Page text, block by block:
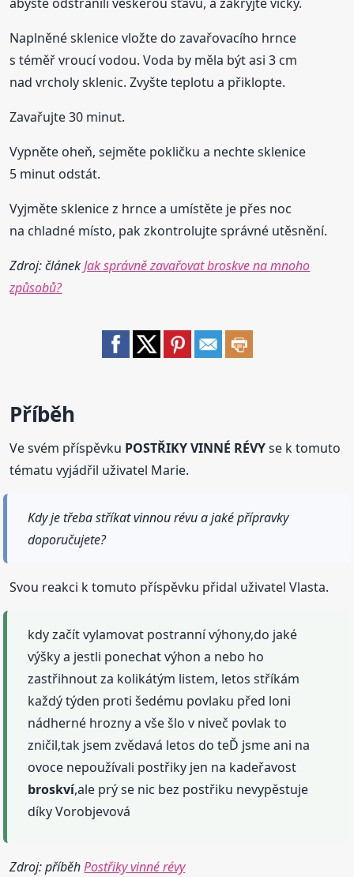
Naplněné sklenice vložte do zavařovacího hrnce
s téměř vroucí vodou. Voda by měla být asi 3 cm
nad vrcholy sklenic. Zvyšte teplotu a přiklopte.
Zavařujte 30 minut.
Vypněte oheň, sejměte pokličku a nechte sklenice
5 minut odstát.
Vyjměte sklenice z hrnce a umístěte je přes noc
na chladné místo, pak zkontrolujte správné utěsnění.
Zdroj: článekJak správně zavařovat broskve na mnoho
způsobů?
Příběh
Ve svém příspěvku POSTŘIKY VINNÉ RÉVYse k tomuto
tématu vyjádřil uživatel Marie.
Kdy je třeba stříkat vinnou révu a jaké přípravky
doporučujete?
Svou reakci k tomuto příspěvku přidal uživatel Vlasta.
kdy začít vylamovat postranní výhony,do jaké
výšky a jestli ponechat výhon a nebo ho
zastřihnout za kolikátým listem, letos stříkám
každý týden proti šedému povlaku před loni
nádherné hrozny a vše šlo v niveč povlak to
zničil,tak jsem zvědavá letos do teĎ jsme ani na
ovoce nepoužívali postřiky jen na kadeřavost
broskví,ale prý se nic bez postřiku nevypěstuje
díky Vorobjevová
Zdroj: příběhPostřiky vinné révy